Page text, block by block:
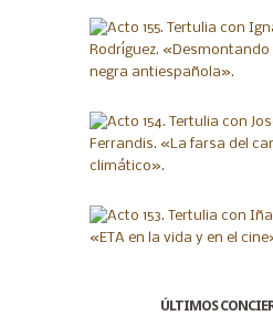
ÚLTIMOS